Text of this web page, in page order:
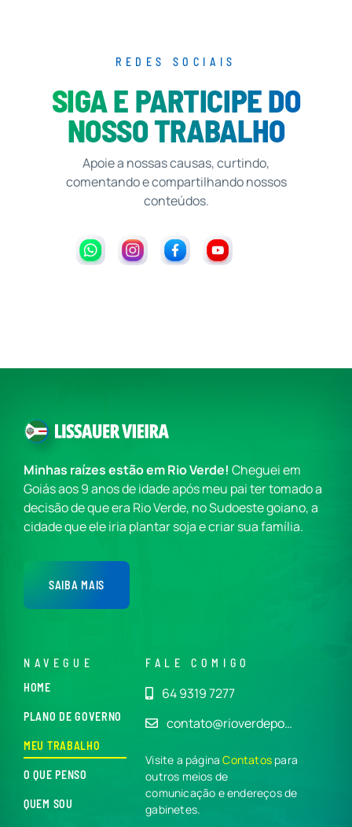
REDES SOCIAIS
SIGA E PARTICIPE DO
NOSSO TRABALHO
Apoie a nossas causas, curtindo,
comentando e compartilhando nossos
conteúdos.
Minhas raízes estão em Rio Verde! Cheguei em
Goiás aos 9 anos de idade após meu pai ter tomado a
decisão de que era Rio Verde, no Sudoeste goiano, a
cidade que ele iria plantar soja e criar sua família.
SAIBA MAIS
NAVEGUE
HOME
PLANO DE GOVERNO
MEU TRABALHO
O QUE PENSO
QUEM SOU
FALE COMIGO
64 9319 7277
contato@rioverdepo…
Visite a páginaContatos para
outros meios de
comunicação e endereços de
gabinetes.